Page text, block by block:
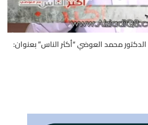
الدكتور محمد العوضي “أكثر الناس” بعنوان: